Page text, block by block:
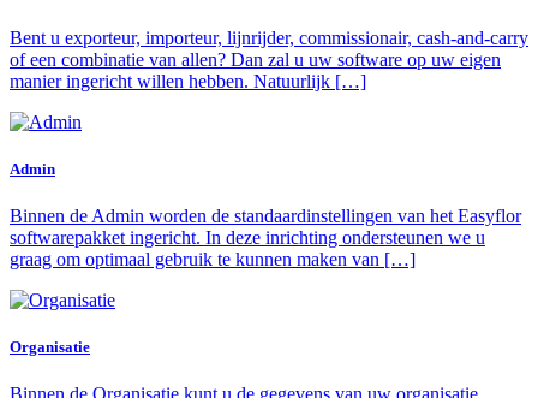
Bent u exporteur, importeur, lijnrijder, commissionair, cash-and-carry
of een combinatie van allen? Dan zal u uw software op uw eigen
manier ingericht willen hebben. Natuurlijk […]
Admin
Binnen de Admin worden de standaardinstellingen van het Easyflor
softwarepakket ingericht. In deze inrichting ondersteunen we u
graag om optimaal gebruik te kunnen maken van […]
Organisatie